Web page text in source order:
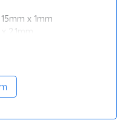
x 1mm
microSDXC Class 10